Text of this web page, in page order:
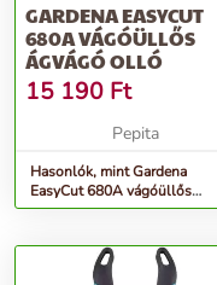
GARDENA EASYCUT
680A VÁGÓÜLLŐS
ÁGVÁGÓ OLLÓ
15 190 Ft
Pepita
Hasonlók, mint Gardena
EasyCut 680A vágóüllős
ágvágó olló